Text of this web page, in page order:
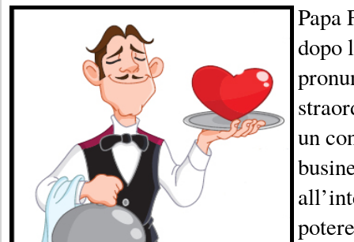
Papa
dopo
un